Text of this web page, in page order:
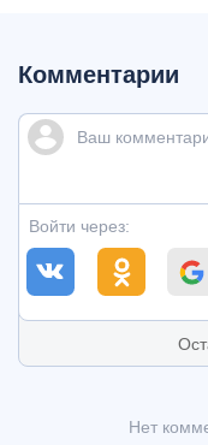
Комментарии
Войти через:
Нет